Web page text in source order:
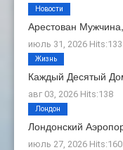
Арестован
июль 31, 2026 Hits:133
Новости
Каждый Десятый
авг 03, 2026 Hits:138
Жизнь
Лондонский
июль 27, 2026 Hits:160
Лондон